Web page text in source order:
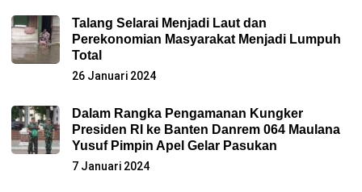
Talang Selarai Menjadi Laut dan
Perekonomian Masyarakat Menjadi Lumpuh
Total
26 Januari 2024
Dalam Rangka Pengamanan Kungker
Presiden RI ke Banten Danrem 064 Maulana
Yusuf Pimpin Apel Gelar Pasukan
7 Januari 2024